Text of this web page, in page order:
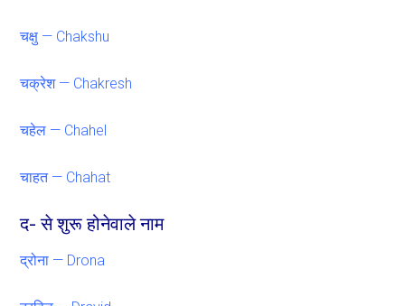
चक्षु — Chakshu
चक्रेश — Chakresh
चहेल — Chahel
चाहत — Chahat
द- से शुरू होनेवाले नाम
द्रोना — Drona